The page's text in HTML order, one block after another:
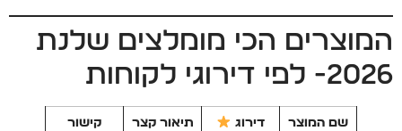
המוצרים הכי מומלצים שלנת
2026- לפי דירוגי לקוחות
שם המוצר דירוג תיאור קצר
קישור